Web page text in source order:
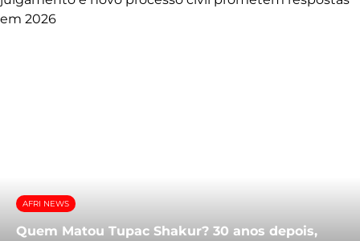
AFRI NEWS
Quem Matou Tupac Shakur? 30 anos depois,